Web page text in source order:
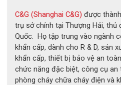
C&G (Shanghai C&G) được
trụ sở chính tại Thượng Hải, thủ
Quốc. Họ tập trung vào ngành
khẩn cấp, dành cho R & D, sản
khẩn cấp, thiết bị bảo vệ an
chức năng đặc biệt, công cụ an
phòng cháy chữa cháy điện và